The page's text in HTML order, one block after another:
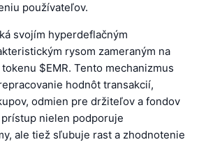
používateľov.
svojím hyperdeflačným
rysom zameraným na
$EMR. Tento mechanizmus
hodnôt transakcií,
odmien pre držiteľov a fondov
nielen podporuje
ale tiež sľubuje rast a zhodnotenie